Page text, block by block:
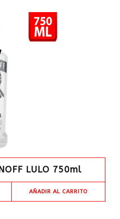
LULO 750ml
AÑADIR AL CARRITO